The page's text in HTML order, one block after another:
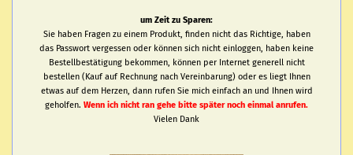
um Zeit zu Sparen:
Sie haben Fragen zu einem Produkt, finden nicht das Richtige, haben
das Passwort vergessen oder können sich nicht einloggen, haben keine
Bestellbestätigung bekommen, können per Internet generell nicht
bestellen (Kauf auf Rechnung nach Vereinbarung) oder es liegt Ihnen
etwas auf dem Herzen, dann rufen Sie mich einfach an und Ihnen wird
geholfen. Wenn ich nicht ran gehe bitte später noch einmal anrufen.
Vielen Dank